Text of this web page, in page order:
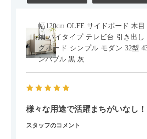
幅120cm OLFE サイドボード 木
納 ハイタイプ テレビ台 引き出し
グボード シンプル モダン 32型
ンバブル 黒 灰
様々な用途で活躍まちがいなし！
スタッフのコメント